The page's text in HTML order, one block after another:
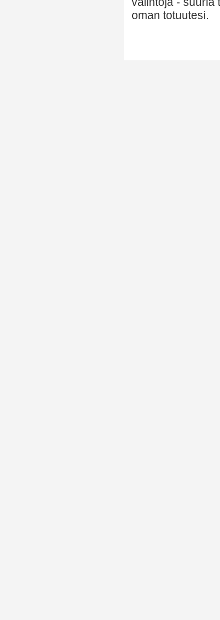
oman totuutesi.